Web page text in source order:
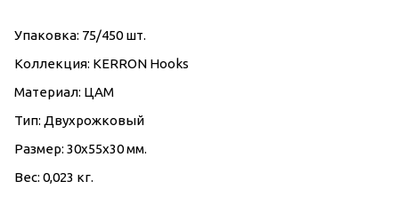
Упаковка: 75/450 шт.
Коллекция: KERRON Hooks
Материал: ЦАМ
Тип: Двухрожковый
Размер: 30х55х30 мм.
Вес: 0,023 кг.